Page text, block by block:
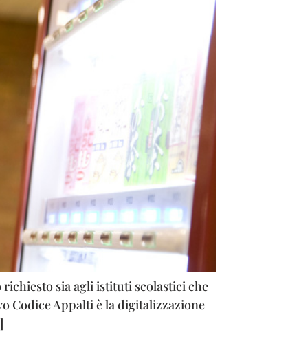
sia agli istituti scolastici che
Codice Appalti è la digitalizzazione